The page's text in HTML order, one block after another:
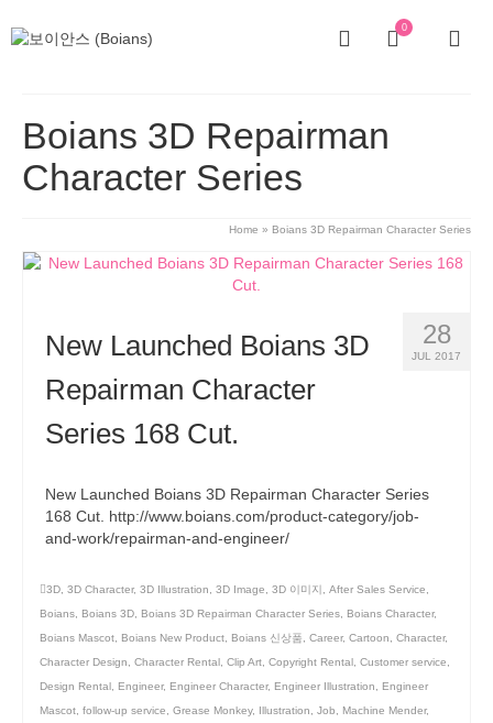
0
Boians 3D Repairman
Character Series
Home » Boians 3D Repairman Character Series
28
JUL 2017
New Launched Boians 3D
Repairman Character
Series 168 Cut.
New Launched Boians 3D Repairman Character Series
168 Cut. http://www.boians.com/product-category/job-
and-work/repairman-and-engineer/
3D 3D Character, 3D Illustration 3D Image 3D 이미지 After Sales Service
Boians
Boians 3D Boians 3D Repairman Character Series Boians Character,
Boians Mascot
Boians New Product Boians 신상품 Career, Cartoon Character,
Character Design
Character Rental Clip Art Copyright Rental Customer service
Design Rental
Engineer, Engineer Character, Engineer Illustration
Engineer
Mascot follow-up service Grease Monkey, Illustration Job Machine Mender,